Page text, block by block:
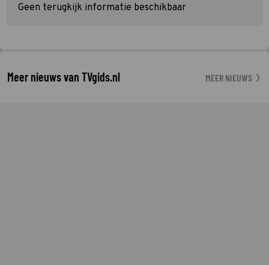
Geen terugkijk informatie beschikbaar
Meer nieuws van TVgids.nl MEER NIEUWS